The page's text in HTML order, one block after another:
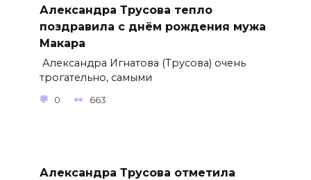
Александра Трусова тепло
поздравила с днём рождения мужа
Макара
Александра Игнатова (Трусова) очень
трогательно, самыми
0 663
Александра Трусова отметила